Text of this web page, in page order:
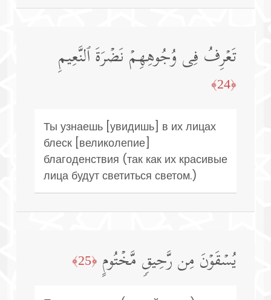
تَعۡرِفُ فِی وُجُوهِهِمۡ نَضۡرَةَ ٱلنَّعِیمِ
﴿24﴾
Ты узнаешь [увидишь] в их лицах
блеск [великолепие]
благоденствия (так как их красивые
лица будут светиться светом.)
یُسۡقَوۡنَ مِن رَّحِیقࣲ مَّخۡتُومٍ ﴿25﴾